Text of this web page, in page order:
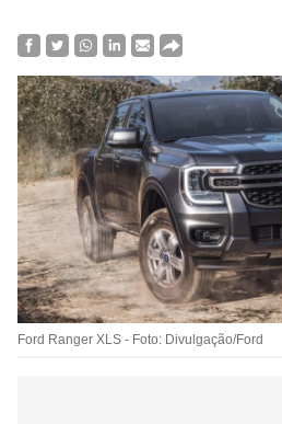
Ford Ranger XLS - Foto: Divulgação/Ford